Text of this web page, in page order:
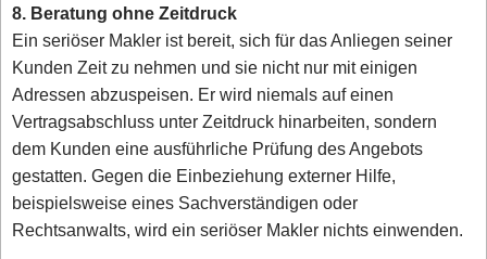
8. Beratung ohne Zeitdruck
Ein seriöser Makler ist bereit, sich für das Anliegen seiner
Kunden Zeit zu nehmen und sie nicht nur mit einigen
Adressen abzuspeisen. Er wird niemals auf einen
Vertragsabschluss unter Zeitdruck hinarbeiten, sondern
dem Kunden eine ausführliche Prüfung des Angebots
gestatten. Gegen die Einbeziehung externer Hilfe,
beispielsweise eines Sachverständigen oder
Rechtsanwalts, wird ein seriöser Makler nichts einwenden.